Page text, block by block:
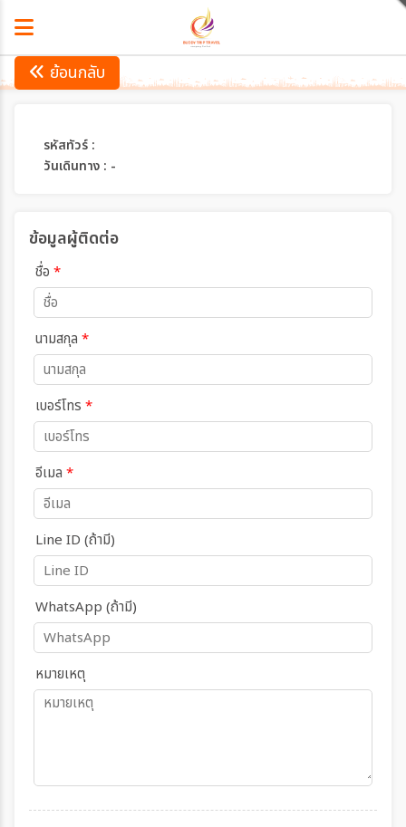
ย้อนกลับ
รหัสทัวร์ :
วันเดินทาง : -
ข้อมูลผู้ติดต่อ
ชื่อ *
นามสกุล *
เบอร์โทร *
อีเมล *
Line ID (ถ้ามี)
WhatsApp (ถ้ามี)
หมายเหตุ